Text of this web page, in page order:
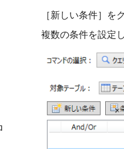
［新しい条件］を
複数の条件を設定